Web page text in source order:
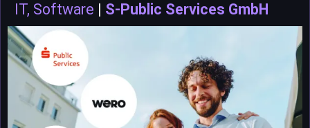
IT, Software | S-Public Services GmbH